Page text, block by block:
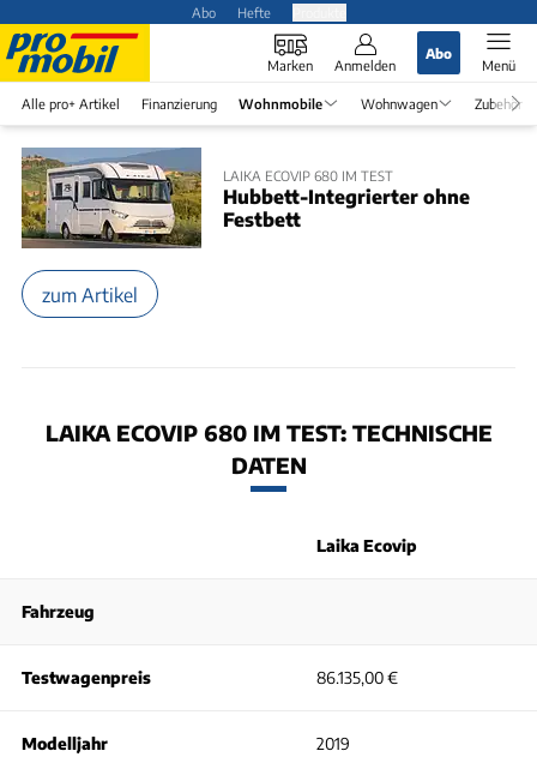
Abo Hefte
Marken Anmelden
Abo
Menü
Alle pro+ Artikel Finanzierung Wohnmobile Wohnwagen Zubehör
LAIKA ECOVIP 680 IM TEST
Hubbett-Integrierter ohne
Festbett
zum Artikel
LAIKA ECOVIP 680 IM TEST: TECHNISCHE
DATEN
Laika Ecovip
Fahrzeug
Testwagenpreis 86.135,00 €
Modelljahr 2019